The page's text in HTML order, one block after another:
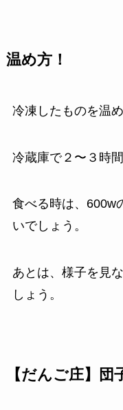
温め方！
冷凍したものを温め
冷蔵庫で２〜３時
食べる時は、600w
いでしょう。
あとは、様子を見
しょう。
【だんご庄】団